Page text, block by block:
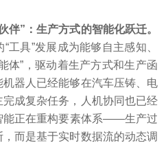
”：生产方式的智能化跃迁。
工具”发展成为能够自主感知、
体”，驱动着生产方式和生产函
器人已经能够在汽车压铸、电
成复杂任务，人机协同也已经
能正在重构要素体系——生产过
而是基于实时数据流的动态调